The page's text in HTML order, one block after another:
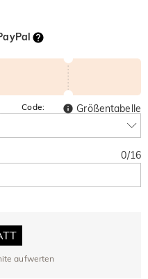
Code:
SUMMER
Größentabelle
0/16
aufwerten